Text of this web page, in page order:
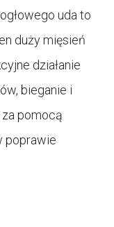
uda to
duży mięsień
działanie
bieganie i
pomocą
poprawie